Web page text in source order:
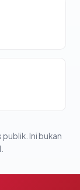
Ini bukan